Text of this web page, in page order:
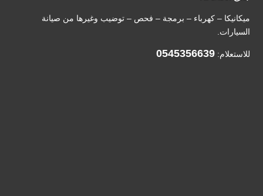
ميكانيكا – كهرباء – برمجة – فحص – توضيب وغيرها من صيانة
السيارات.
للاستعلام: 0545356639